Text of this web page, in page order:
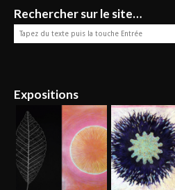
Rechercher sur le site…
Expositions